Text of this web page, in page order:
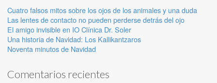
Cuatro falsos mitos sobre los ojos de los animales y una duda
Las lentes de contacto no pueden perderse detrás del ojo
El amigo invisible en IO Clínica Dr. Soler
Una historia de Navidad: Los Kallikantzaros
Noventa minutos de Navidad
Comentarios recientes